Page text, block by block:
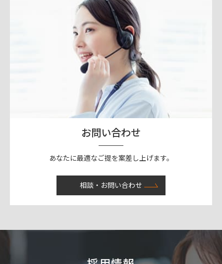
お問い合わせ
あなたに最適なご提を案差し上げます。
相談・お問い合わせ